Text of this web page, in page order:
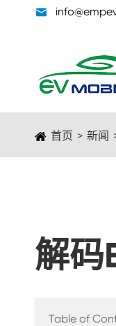

DC/DC
首页 新闻
解码
Table of